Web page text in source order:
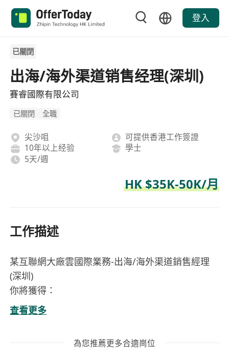
登入
已關閉
出海/海外渠道销售经理(深圳)
賽睿國際有限公司
已關閉 全職
尖沙咀
可提供香港工作簽證
10年以上经验
學士
5天/週
HK $35K-50K/月
工作描述
某互聯網大廠雲國際業務-出海/海外渠道銷售經理
(深圳)
你將獲得：
1. 深度參與大廠雲國際業務出海戰略的核心環節，
與行業頂尖團隊共事， 接觸全球雲計算
2. 廣闊的職業發展空間，可向區域負責人、戰略業
查看更多
為您推薦更多合適崗位